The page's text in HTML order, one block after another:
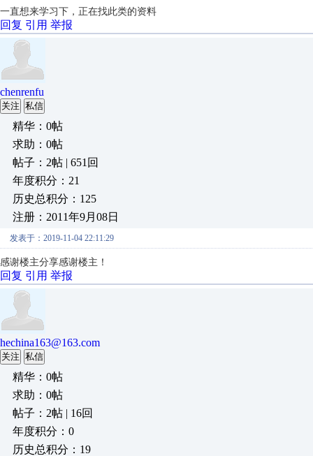
一直想来学习下，正在找此类的资料
回复 引用 举报
chenrenfu
关注 私信
精华：0帖
求助：0帖
帖子：2帖 | 651回
年度积分：21
历史总积分：125
注册：2011年9月08日
发表于：2019-11-04 22:11:29
感谢楼主分享感谢楼主！
回复 引用 举报
hechina163@163.com
关注 私信
精华：0帖
求助：0帖
帖子：2帖 | 16回
年度积分：0
历史总积分：19